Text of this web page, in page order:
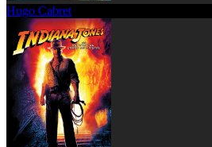
Hugo Cabret